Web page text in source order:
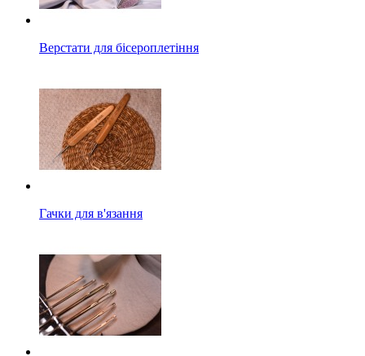
Верстати для бісероплетіння
Гачки для в'язання